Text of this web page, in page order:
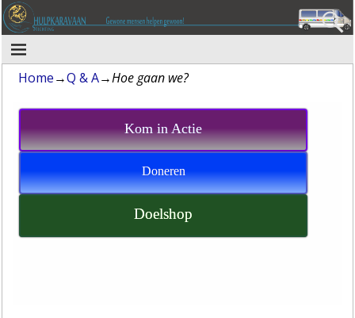
Home→Q & A→Hoe gaan we?
Kom in Actie
Doneren
Doelshop